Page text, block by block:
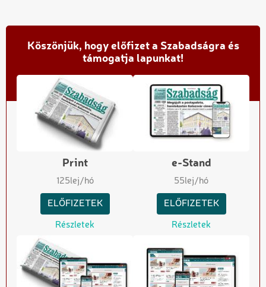
Köszönjük, hogy előfizet a Szabadságra és
támogatja lapunkat!
Print
125lej/hó
ELŐFIZETEK
Részletek
e-Stand
55lej/hó
ELŐFIZETEK
Részletek